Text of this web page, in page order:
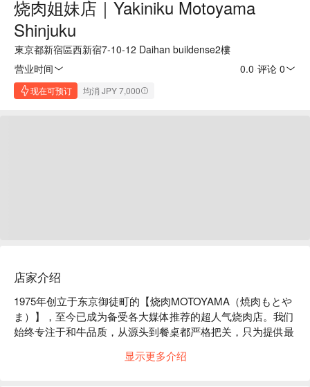
烧肉姐妹店｜Yakiniku Motoyama
Shinjuku
東京都新宿區西新宿7-10-12 Daihan buildense2樓
营业时间
0.0 评论 0
现在可预订 均消 JPY 7,000
店家介绍
1975年创立于东京御徒町的【烧肉MOTOYAMA（焼肉もとや
ま）】，至今已成为备受各大媒体推荐的超人气烧肉店。我们
始终专注于和牛品质，从源头到餐桌都严格把关，只为提供最
成的价格，品尝到以神户牛为首的A5等级严选黑毛和牛。
显示更多介绍